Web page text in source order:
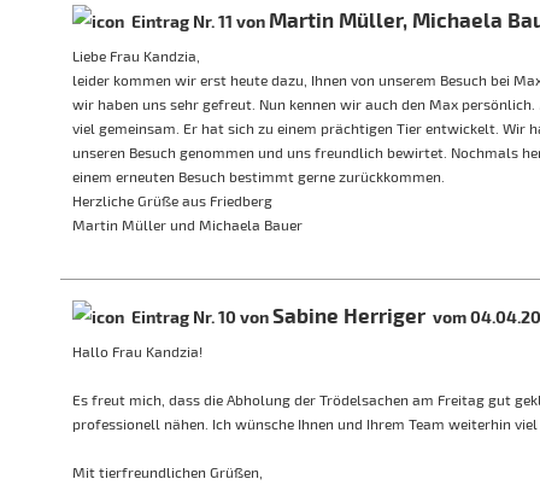
Eintrag Nr. 11 von Martin Müller, Michaela
Liebe Frau Kandzia,
leider kommen wir erst heute dazu, Ihnen von unserem Besuch bei
wir haben uns sehr gefreut. Nun kennen wir auch den Max
viel gemeinsam. Er hat sich zu einem prächtigen Tier entwickelt. Wir
unseren Besuch genommen und uns freundlich bewirtet. Nochmals
einem erneuten Besuch bestimmt gerne zurückkommen.
Herzliche Grüße aus Friedberg
Martin Müller und Michaela Bauer
Eintrag Nr. 10 vonSabine Herriger vom
Hallo Frau Kandzia!
Es freut mich, dass die Abholung der Trödelsachen am Freitag gut
professionell nähen. Ich wünsche Ihnen und Ihrem Team weiterhin
Mit tierfreundlichen Grüßen,